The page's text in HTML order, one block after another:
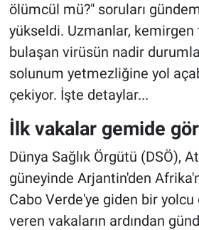
ölümcül mü?" soruları
yükseldi. Uzmanlar, kemirgen
bulaşan virüsün nadir
solunum yetmezliğine yol
çekiyor. İşte detaylar...
İlk vakalar gemide
Dünya Sağlık Örgütü (DSÖ),
güneyinde Arjantin'den
Cabo Verde'ye giden bir
veren vakaların ardından